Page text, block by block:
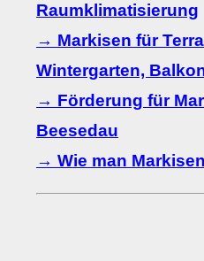
Raumklimatisierung
→ Markisen für
Wintergarten,
→ Förderung für
Beesedau
→ Wie man